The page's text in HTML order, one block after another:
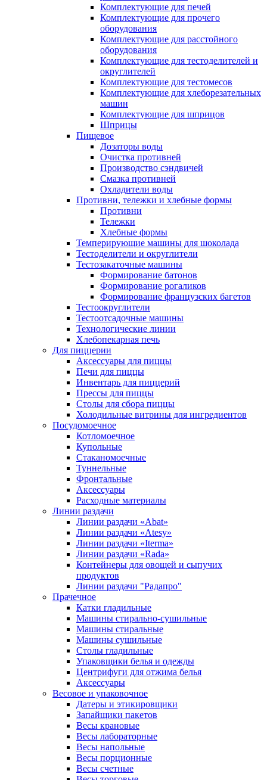
Комплектующие для печей
Комплектующие для прочего
оборудования
Комплектующие для расстойного
оборудования
Комплектующие для тестоделителей и
округлителей
Комплектующие для тестомесов
Комплектующие для хлеборезательных
машин
Комплектующие для шприцов
Шприцы
Пищевое
Дозаторы воды
Очистка противней
Производство сэндвичей
Смазка противней
Охладители воды
Противни, тележки и хлебные формы
Противни
Тележки
Хлебные формы
Темперирующие машины для шоколада
Тестоделители и округлители
Тестозакаточные машины
Формирование батонов
Формирование рогаликов
Формирование французских багетов
Тестоокруглители
Тестоотсадочные машины
Технологические линии
Хлебопекарная печь
Для пиццерии
Аксессуары для пиццы
Печи для пиццы
Инвентарь для пиццерий
Прессы для пиццы
Столы для сбора пиццы
Холодильные витрины для ингредиентов
Посудомоечное
Котломоечное
Купольные
Стаканомоечные
Туннельные
Фронтальные
Аксессуары
Расходные материалы
Линии раздачи
Линии раздачи «Abat»
Линии раздачи «Atesy»
Линии раздачи «Iterma»
Линии раздачи «Rada»
Контейнеры для овощей и сыпучих
продуктов
Линии раздачи "Радапро"
Прачечное
Катки гладильные
Машины стирально-сушильные
Машины стиральные
Машины сушильные
Столы гладильные
Упаковщики белья и одежды
Центрифуги для отжима белья
Аксессуары
Весовое и упаковочное
Датеры и этикировщики
Запайщики пакетов
Весы крановые
Весы лабораторные
Весы напольные
Весы порционные
Весы счетные